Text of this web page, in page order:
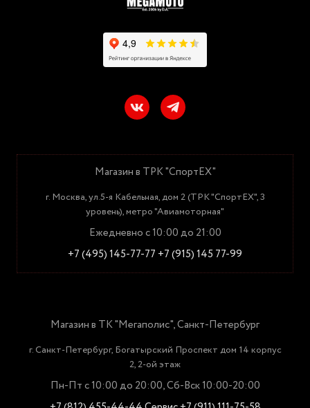
Магазин в ТРК "СпортЕХ"
г. Москва, ул.5-я Кабельная, дом 2 (ТРК "СпортЕХ", 3
уровень), метро "Авиамоторная"
Ежедневно с 10:00 до 21:00
+7 (495) 145-77-77 +7 (915) 145 77-99
Магазин в ТК "Мегаполис", Санкт-Петербург
г. Санкт-Петербург, Богатырский Проспект дом 14 корпус
2, 2-ой этаж
Пн-Пт с 10:00 до 20:00, Сб-Вск 10:00-20:00